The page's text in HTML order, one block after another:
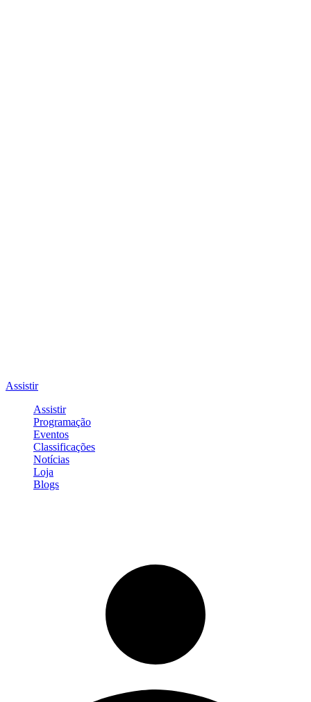
Assistir
Assistir
Programação
Eventos
Classificações
Notícias
Loja
Blogs